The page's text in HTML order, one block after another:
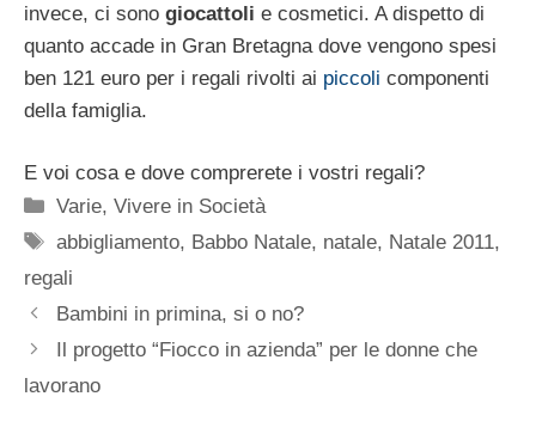
invece, ci sono giocattoli e cosmetici. A dispetto di
quanto accade in Gran Bretagna dove vengono spesi
ben 121 euro per i regali rivolti ai piccoli componenti
della famiglia.
E voi cosa e dove comprerete i vostri regali?
Categorie
Varie,Vivere in Società
Tag
abbigliamento, Babbo Natale, natale, Natale 2011,
regali
Bambini in primina, si o no?
Il progetto “Fiocco in azienda” per le donne che
lavorano